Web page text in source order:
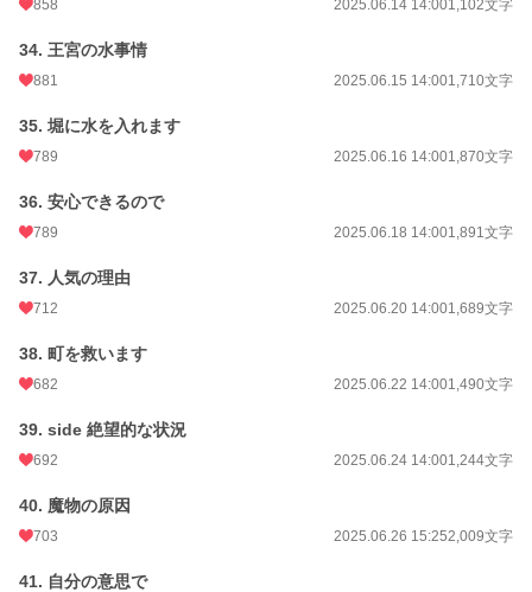
858 2025.06.14 14:001,102文字
34. 王宮の水事情
881 2025.06.15 14:001,710文字
35. 堀に水を入れます
789 2025.06.16 14:001,870文字
36. 安心できるので
789 2025.06.18 14:001,891文字
37. 人気の理由
712 2025.06.20 14:001,689文字
38. 町を救います
682 2025.06.22 14:001,490文字
39. side 絶望的な状況
692 2025.06.24 14:001,244文字
40. 魔物の原因
703 2025.06.26 15:252,009文字
41. 自分の意思で